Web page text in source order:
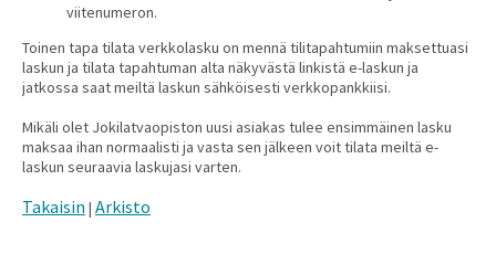
viitenumeron.
Toinen tapa tilata verkkolasku on mennä tilitapahtumiin maksettuasi
laskun ja tilata tapahtuman alta näkyvästä linkistä e-laskun ja
jatkossa saat meiltä laskun sähköisesti verkkopankkiisi.
Mikäli olet Jokilatvaopiston uusi asiakas tulee ensimmäinen lasku
maksaa ihan normaalisti ja vasta sen jälkeen voit tilata meiltä e-
laskun seuraavia laskujasi varten.
Takaisin | Arkisto